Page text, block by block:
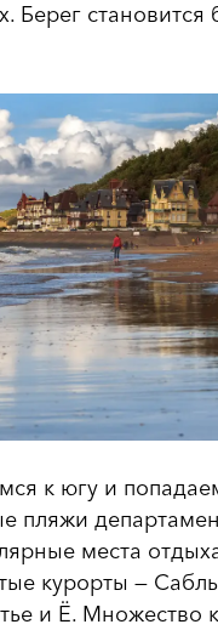
Берег становится
к югу и
пляжи
места
курорты —
и Ё. Множество